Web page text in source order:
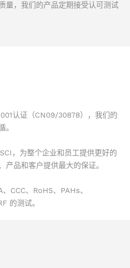
量，我们的产品定期接受认可测试
认证（CN09/30878），我们的
。
，为整个企业和员工提供更好的
产品和客户提供最大的保证。
CCC、RoHS、PAHs、
的测试。